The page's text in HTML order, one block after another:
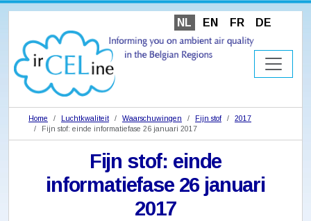
NL EN FR DE
Home Luchtkwaliteit Waarschuwingen Fijn stof
2017
Fijn stof: einde informatiefase 26 januari 2017
Fijn stof: einde
informatiefase 26 januari
2017